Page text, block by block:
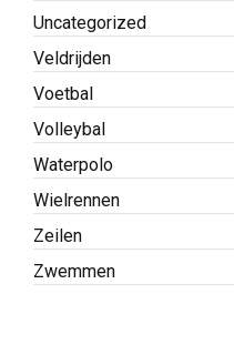
Uncategorized
Veldrijden
Voetbal
Volleybal
Waterpolo
Wielrennen
Zeilen
Zwemmen